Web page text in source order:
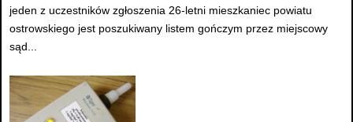
jeden z uczestników zgłoszenia 26-letni mieszkaniec powiatu
ostrowskiego jest poszukiwany listem gończym przez miejscowy
sąd...